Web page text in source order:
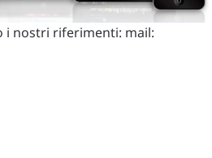
i nostri riferimenti: mail: